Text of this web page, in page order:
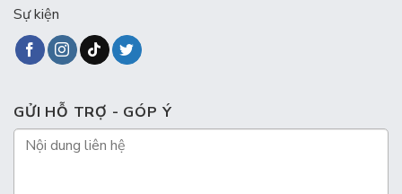
Sự kiện
GỬI HỖ TRỢ - GÓP Ý